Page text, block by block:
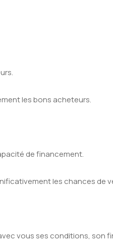
les bons acheteurs.
de financement.
les chances de
vous ses conditions, son